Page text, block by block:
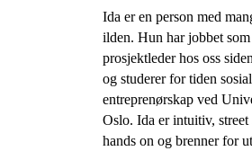
Ida er en person med
ilden. Hun har jobbet som
prosjektleder hos oss
og studerer for tiden
entreprenørskap ved
Oslo. Ida er intuitiv, street
hands on og brenner for